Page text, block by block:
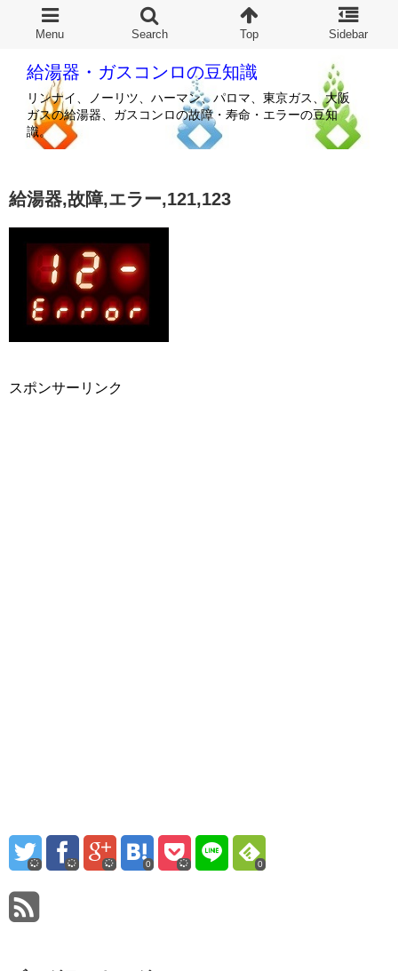
給湯器・ガスコンロの豆知識
リンナイ、ノーリツ、ハーマン、パロマ、東京ガス、大阪
ガスの給湯器、ガスコンロの故障・寿命・エラーの豆知
識。
給湯器,故障,エラー,121,123
スポンサーリンク
0 0